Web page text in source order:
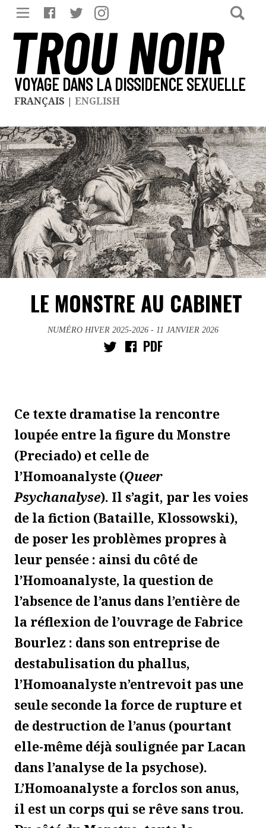
TROU NOIR
VOYAGE DANS LA DISSIDENCE SEXUELLE
FRANÇAIS | ENGLISH
LE MONSTRE AU CABINET
NUMÉRO HIVER 2025-2026 - 11 JANVIER 2026
PDF
Ce texte dramatise la rencontre
loupée entre la figure du Monstre
(Preciado) et celle de
l’Homoanalyste (Queer
Psychanalyse). Il s’agit, par les voies
de la fiction (Bataille, Klossowski),
de poser les problèmes propres à
leur pensée : ainsi du côté de
l’Homoanalyste, la question de
l’absence de l’anus dans l’entière de
la réflexion de l’ouvrage de Fabrice
Bourlez : dans son entreprise de
destabulisation du phallus,
l’Homoanalyste n’entrevoit pas une
seule seconde la force de rupture et
de destruction de l’anus (pourtant
elle-même déjà soulignée par Lacan
dans l’analyse de la psychose).
L’Homoanalyste a forclos son anus,
il est un corps qui se rêve sans trou.